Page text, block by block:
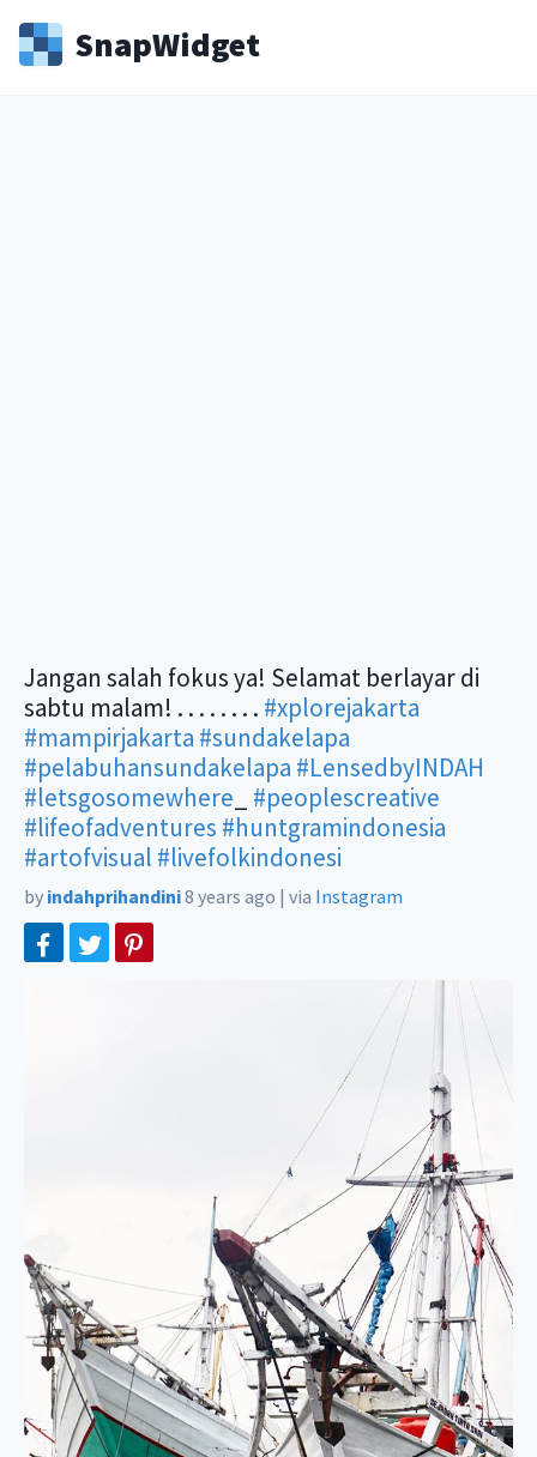
SnapWidget
Jangan salah fokus ya! Selamat berlayar di
sabtu malam! . . . . . . . . #xplorejakarta
#mampirjakarta #sundakelapa
#pelabuhansundakelapa #LensedbyINDAH
#letsgosomewhere
#peoplescreative
#lifeofadventures #huntgramindonesia
#artofvisual #livefolkindonesi
by indahprihandini8 years ago | via Instagram